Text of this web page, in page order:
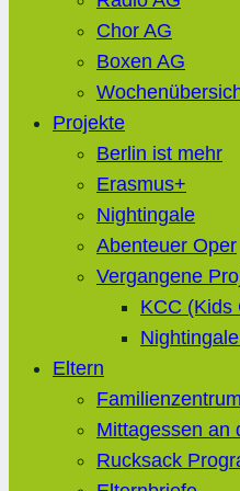
Chor AG
Boxen AG
Projekte
Berlin ist mehr
Erasmus+
Nightingale
Abenteuer Oper
Vergangene
KCC (Kids
Eltern
Mittagessen an
Rucksack